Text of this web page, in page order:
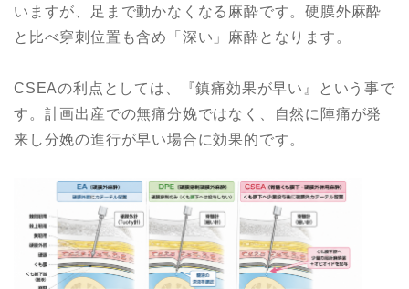
いますが、足まで動かなくなる麻酔です。硬膜外麻酔
と比べ穿刺位置も含め「深い」麻酔となります。
CSEAの利点としては、『鎮痛効果が早い』という事で
す。計画出産での無痛分娩ではなく、自然に陣痛が発
来し分娩の進行が早い場合に効果的です。